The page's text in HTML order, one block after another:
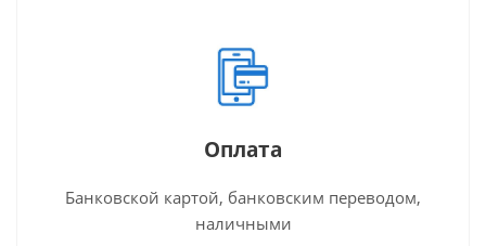
Оплата
Банковской картой, банковским переводом,
наличными